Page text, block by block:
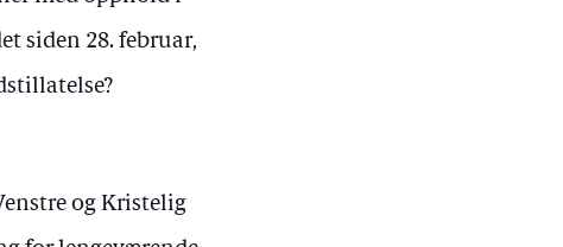
siden 28. februar,
og Kristelig